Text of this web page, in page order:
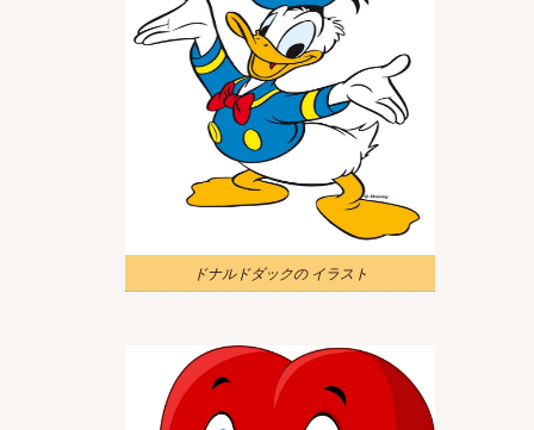
ドナルドダックの イラスト